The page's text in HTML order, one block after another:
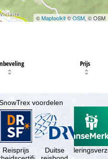
©Maptoolkit©OSM, © OSM
Prijs
voordelen
Reisprijs
Duitse